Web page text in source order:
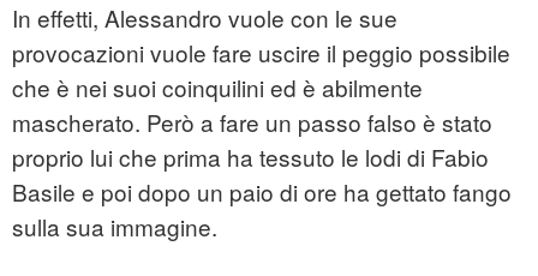
In effetti, Alessandro vuole con le sue
provocazioni vuole fare uscire il peggio possibile
che è nei suoi coinquilini ed è abilmente
mascherato. Però a fare un passo falso è stato
proprio lui che prima ha tessuto le lodi di Fabio
Basile e poi dopo un paio di ore ha gettato fango
sulla sua immagine.